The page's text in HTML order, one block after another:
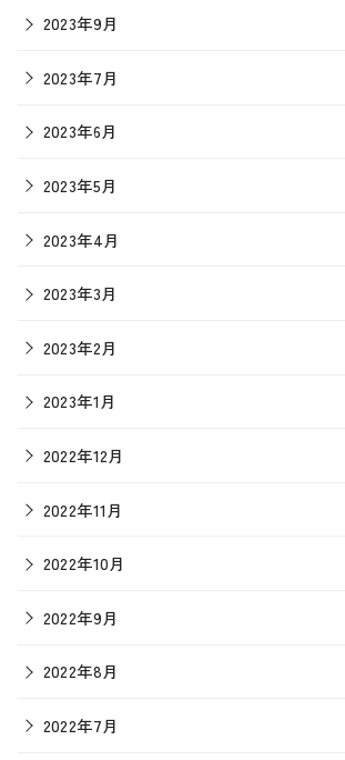
2023年9月
2023年7月
2023年6月
2023年5月
2023年4月
2023年3月
2023年2月
2023年1月
2022年12月
2022年11月
2022年10月
2022年9月
2022年8月
2022年7月